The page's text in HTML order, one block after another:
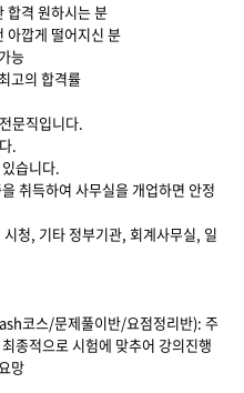
합격 원하시는 분
아깝게 떨어지신 분
능
고의 합격률
문직입니다.
.
습니다.
취득하여 사무실을 개업하면 안정
청, 기타 정부기관, 회계사무실, 일
코스/문제풀이반/요점정리반): 주
종적으로 시험에 맞추어 강의진행
망